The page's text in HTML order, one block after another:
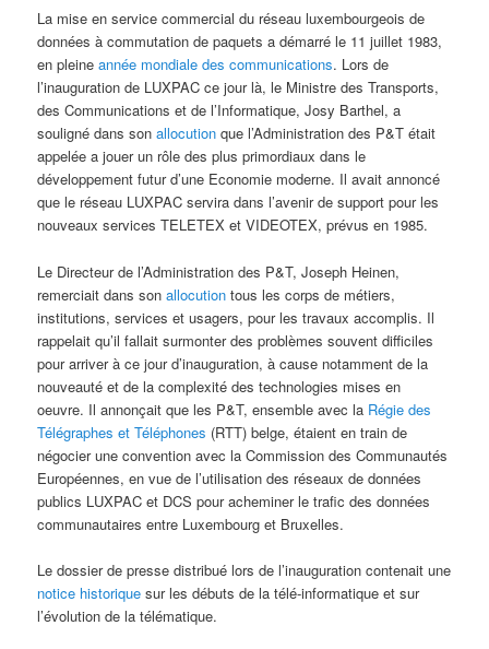
La mise en service commercial du réseau luxembourgeois de
données à commutation de paquets a démarré le 11 juillet 1983,
en pleineannée mondiale des communications. Lors de
l’inauguration de LUXPAC ce jour là, le Ministre des Transports,
des Communications et de l’Informatique, Josy Barthel, a
souligné dans sonallocution que l’Administration des P&T était
appelée a jouer un rôle des plus primordiaux dans le
développement futur d’une Economie moderne. Il avait annoncé
que le réseau LUXPAC servira dans l’avenir de support pour les
nouveaux services TELETEX et VIDEOTEX, prévus en 1985.
Le Directeur de l’Administration des P&T, Joseph Heinen,
remerciait dans sonallocution tous les corps de métiers,
institutions, services et usagers, pour les travaux accomplis. Il
rappelait qu’il fallait surmonter des problèmes souvent difficiles
pour arriver à ce jour d’inauguration, à cause notamment de la
nouveauté et de la complexité des technologies mises en
oeuvre. Il annonçait que les P&T, ensemble avec la Régie des
Télégraphes et Téléphones (RTT) belge, étaient en train de
négocier une convention avec la Commission des Communautés
Européennes, en vue de l’utilisation des réseaux de données
publics LUXPAC et DCS pour acheminer le trafic des données
communautaires entre Luxembourg et Bruxelles.
Le dossier de presse distribué lors de l’inauguration contenait une
notice historique sur les débuts de la télé-informatique et sur
l’évolution de la télématique.